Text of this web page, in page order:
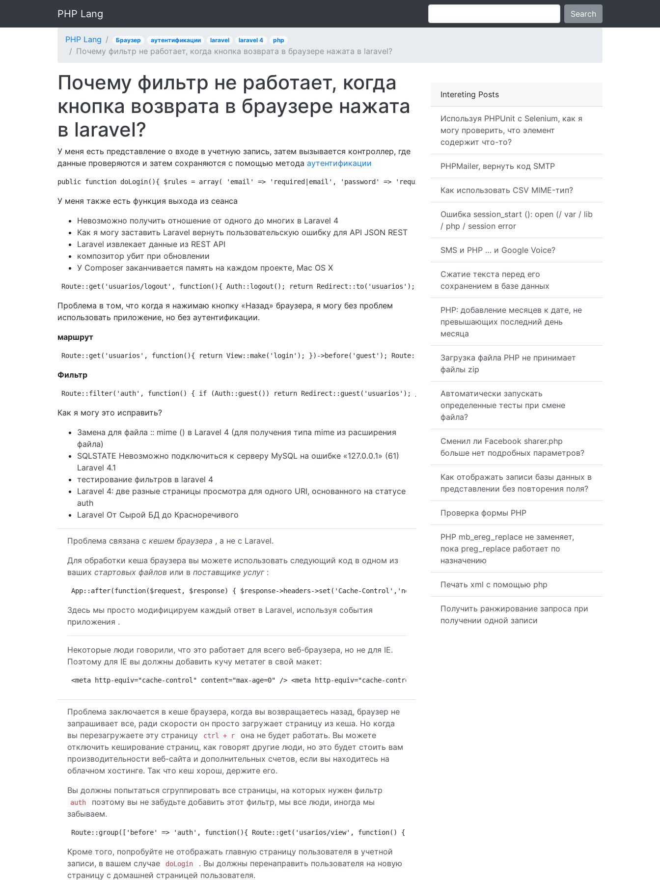
PHP Lang Search
PHP Lang Браузер аутентификации laravel laravel 4 php
Почему фильтр не работает, когда кнопка возврата в браузере нажата в laravel?
Intereting Posts
Используя PHPUnit с Selenium, как я
могу проверить, что элемент
содержит что-то?
PHPMailer, вернуть код SMTP
Как использовать CSV MIME-тип?
Ошибка session_start (): open (/ var / lib
/ php / session error
SMS и PHP … и Google Voice?
Сжатие текста перед его
сохранением в базе данных
PHP: добавление месяцев к дате, не
превышающих последний день
месяца
Загрузка файла PHP не принимает
файлы zip
Автоматически запускать
определенные тесты при смене
файла?
Сменил ли Facebook sharer.php
больше нет подробных параметров?
Как отображать записи базы данных в
представлении без повторения поля?
Проверка формы PHP
PHP mb_ereg_replace не заменяет,
пока preg_replace работает по
назначению
Печать xml с помощью php
Получить ранжирование запроса при
получении одной записи
Почему фильтр не работает, когда
кнопка возврата в браузере нажата
в laravel?
У меня есть представление о входе в учетную запись, затем вызывается контроллер, где
данные проверяются и затем сохраняются с помощью метода аутентификации
public function doLogin(){ $rules = array( 'email' => 'required|email', 'password' => 'required' ); $validator = Validator::make(Input::all(),
У меня также есть функция выхода из сеанса
Невозможно получить отношение от одного до многих в Laravel 4
Как я могу заставить Laravel вернуть пользовательскую ошибку для API JSON REST
Laravel извлекает данные из REST API
композитор убит при обновлении
У Composer заканчивается память на каждом проекте, Mac OS X
Route::get('usuarios/logout', function(){ Auth::logout(); return Redirect::to('usuarios'); //login page })->before('auth'); из
Проблема в том, что когда я нажимаю кнопку «Назад» браузера, я могу без проблем
использовать приложение, но без аутентификации.
маршрут
Route::get('usuarios', function(){ return View::make('login'); })->before('guest'); Route::get('usuarios/view', function(){ $usuarios =
Фильтр
Route::filter('auth', function() { if (Auth::guest()) return Redirect::guest('usuarios'); //login page }); Route::filter('guest', function() { if
Как я могу это исправить?
Замена для файла :: mime () в Laravel 4 (для получения типа mime из расширения
файла)
SQLSTATE Невозможно подключиться к серверу MySQL на ошибке «127.0.0.1» (61)
Laravel 4.1
тестирование фильтров в laravel 4
Laravel 4: две разные страницы просмотра для одного URI, основанного на статусе
auth
Laravel От Сырой БД до Красноречивого
Проблема связана с кешем браузера , а не с Laravel.
Для обработки кеша браузера вы можете использовать следующий код в одном из
ваших стартовых файлов или в поставщике услуг:
App::after(function($request, $response) { $response->headers->set('Cache-Control','nocache, no-store, max-age=0, must-revalidate'); $response-
Здесь мы просто модифицируем каждый ответ в Laravel, используя события
приложения .
Некоторые люди говорили, что это работает для всего веб-браузера, но не для IE.
Поэтому для IE вы должны добавить кучу метатег в свой макет:
<meta http-equiv="cache-control" content="max-age=0" /> <meta http-equiv="cache-control" content="no-cache" /> <meta http-equiv="cache-control"
Проблема заключается в кеше браузера, когда вы возвращаетесь назад, браузер не
запрашивает все, ради скорости он просто загружает страницу из кеша. Но когда
вы перезагружаете эту страницу
ctrl + r
она не будет работать. Вы можете
отключить кеширование страниц, как говорят другие люди, но это будет стоить вам
производительности веб-сайта и дополнительных счетов, если вы находитесь на
облачном хостинге. Так что кеш хорош, держите его.
Вы должны попытаться сгруппировать все страницы, на которых нужен фильтр
auth
поэтому вы не забудьте добавить этот фильтр, мы все люди, иногда мы
забываем.
Route::group(['before' => 'auth', function(){ Route::get('usarios/view', function() { ... }); Route::get('usarios/create', function() { ... }); }]);
Кроме того, попробуйте не отображать главную страницу пользователя в учетной
записи, в вашем случае
doLogin
. Вы должны перенаправить пользователя на новую
страницу с домашней страницей пользователя.